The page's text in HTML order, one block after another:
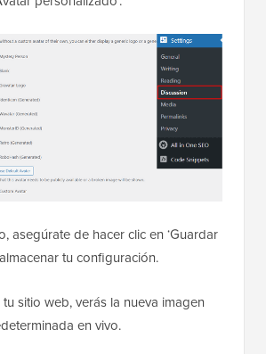
asegúrate de hacer clic en ‘Guardar
tu configuración.
sitio web, verás la nueva imagen
en vivo.